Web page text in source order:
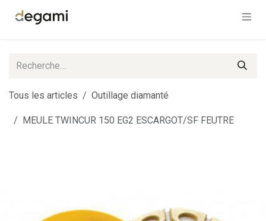
Tous les articles Outillage diamanté
MEULE TWINCUR 150 EG2 ESCARGOT/SF FEUTRE